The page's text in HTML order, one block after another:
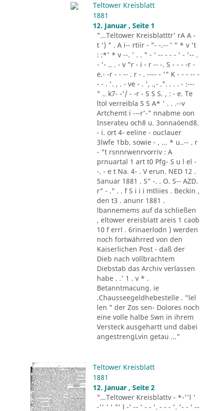
Teltower Kreisblatt
1881
12. Januar , Seite 1
"...Teltower Kreisblatttr' rA A -
t ') " . A i-- rtiir - "- -.-- ' " * v 't
: :*' * v --. ' . . " - ' -- - - - ' - '-- .
- '- .. . - v "r - i - r -- -. S - - - -r -
e.- -r - - -- . r - . ---- - '" K - - - -- -
- - . '. , . - ve - . ', .,- .". . . . - :---
" .. k7- -'/ - -r - S S S. , : - e. Te
ltol verreibla S S A* ' . . .--v
Artchemt i ---r'-" nnabme oon
Inserateu och8 u. 3onnaöend8.
- i. ort 4- eeline - ouclauer
3lwfe 1bb. sowie - , ... * u..-- . r
- "t rsnnrwenrvorriv : A
prnuartal 1 art t0 Pfg- S u l el -
-. - e t Na. 4- . V erun. NED 12 .
5anuar 1881 . S" -. . O. S-- AZD.
r" - ." . . f S i i i mtliies . Beckin ,
den t3 . anunr 1881 .
lbannemems auf da schließen
, eltower ereisblatt areis 1 caob
10 f errl . 6rinaerlodn ) werden
noch fortwährred von den
Kaiserlichen Post - daß der
Dieb nach vollbrachtem
Diebstab das Archiv verlassen
habe . .' 1 . v * .
Betanntmacung. ie
.Chausseegeldhebestelle . "lel
len " der Zos sen- Dolores noch
eine volle halbe Swn in ihrem
Versteck ausgehartt und dabei
angestrengLvin getau ..."
Teltower Kreisblatt
1881
12. Januar , Seite 2
"...Teltower Kreisblattv - *-''l '
-'' ' ' "' l -' -- ' - - '. - - - '. '- - ' --